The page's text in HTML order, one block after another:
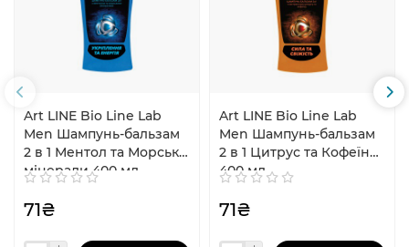
Art LINE Bio Line Lab
Men Шампунь-бальзам
2 в 1 Ментол та Морські
мінерали 400 мл
71₴
Art LINE Bio Line Lab
Men Шампунь-бальзам
2 в 1 Цитрус та Кофеїн
400 мл
71₴